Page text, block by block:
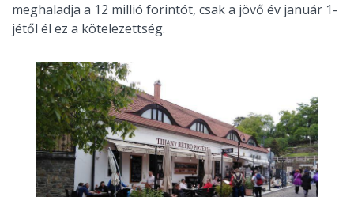
meghaladja a 12 millió forintót, csak a jövő év január 1-
jétől él ez a kötelezettség.